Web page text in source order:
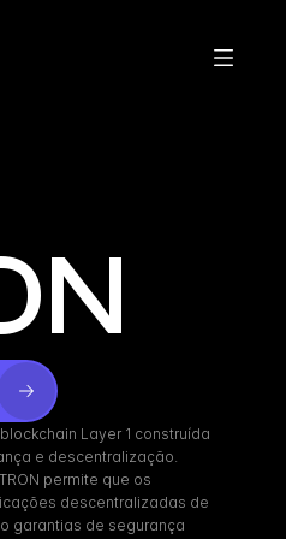
Layer 1 construída
e descentralização.
permite que os
descentralizadas de
garantias de segurança